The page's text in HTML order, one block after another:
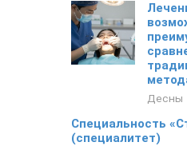
Десны
Специальность
(специалитет)